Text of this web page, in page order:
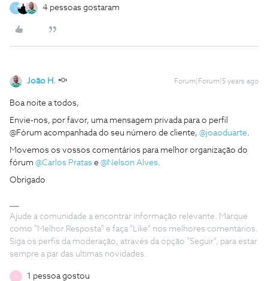
C 4 pessoas gostaram
João H. Forum|Forum|5 years ago
Boa noite a todos,
Envie-nos, por favor, uma mensagem privada para o perfil
@Fórum acompanhada do seu número de cliente, @joaoduarte.
Movemos os vossos comentários para melhor organização do
fórum @Carlos Pratas e @Nelson Alves.
Obrigado
Ajude a comunidade a encontrar informação relevante. Marque
como "Melhor Resposta" e faça "Like" nos melhores comentários.
Siga os perfis da moderação, através da opção "Seguir", para estar
sempre a par das ultimas novidades.
N 1 pessoa gostou